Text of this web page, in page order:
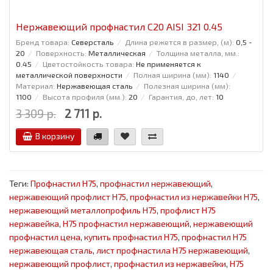
Нержавеющий профнастил С20 AISI 321 0.45
Бренд товара: Северсталь Длина режется в размер, (м): 0,5 -
20
Поверхность: Металлическая
Толщина металла, мм.:
0.45
Цветостойкость товара: Не применяется к
металлической поверхности
Полная ширина (мм): 1140
Материал: Нержавеющая сталь
Полезная ширина (мм):
1100
Высота профиля (мм.): 20 Гарантия, до, лет: 10
3 309 р. 2 711 р.
В корзину
Теги: Профнастил Н75, профнастил нержавеющий,
нержавеющий профлист Н75, профнастил из нержавейки Н75,
нержавеющий металлопрофиль Н75, профлист Н75
нержавейка, Н75 профнастил нержавеющий, нержавеющий
профнастил цена, купить профнастил Н75, профнастил Н75
нержавеющая сталь, лист профнастила Н75 нержавеющий,
нержавеющий профлист, профнастил из нержавейки, Н75